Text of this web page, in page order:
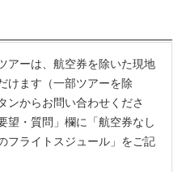
アーは、航空券を除いた現地
けます（一部ツアーを除
ンからお問い合わせくださ
望・質問」欄に「航空券なし
フライトスジュール」をご記